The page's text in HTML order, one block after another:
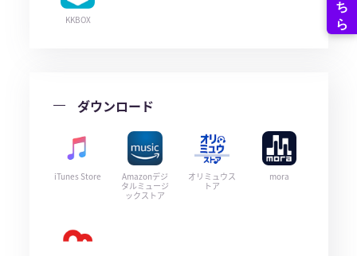
KKBOX
ダウンロード
iTunes Store
Amazonデジ
タルミュージ
ックストア
オリミュウス
トア
mora